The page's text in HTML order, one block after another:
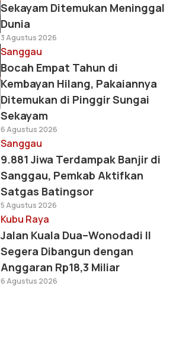
Sekayam Ditemukan Meninggal
Dunia
3 Agustus 2026
Sanggau
Bocah Empat Tahun di
Kembayan Hilang, Pakaiannya
Ditemukan di Pinggir Sungai
Sekayam
6 Agustus 2026
Sanggau
9.881 Jiwa Terdampak Banjir di
Sanggau, Pemkab Aktifkan
Satgas Batingsor
5 Agustus 2026
Kubu Raya
Jalan Kuala Dua–Wonodadi II
Segera Dibangun dengan
Anggaran Rp18,3 Miliar
6 Agustus 2026